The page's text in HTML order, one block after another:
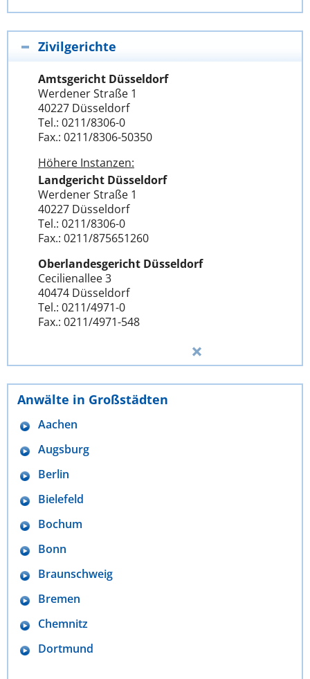
Zivilgerichte
Amtsgericht Düsseldorf
Werdener Straße 1
40227 Düsseldorf
Tel.: 0211/8306-0
Fax.: 0211/8306-50350
Höhere Instanzen:
Landgericht Düsseldorf
Werdener Straße 1
40227 Düsseldorf
Tel.: 0211/8306-0
Fax.: 0211/875651260
Oberlandesgericht Düsseldorf
Cecilienallee 3
40474 Düsseldorf
Tel.: 0211/4971-0
Fax.: 0211/4971-548
Anwälte in Großstädten
Aachen
Augsburg
Berlin
Bielefeld
Bochum
Bonn
Braunschweig
Bremen
Chemnitz
Dortmund